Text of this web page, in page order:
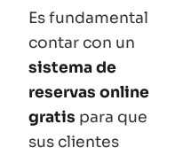
Es fundamental
contar con un
sistema de
reservas online
gratis para que
sus clientes